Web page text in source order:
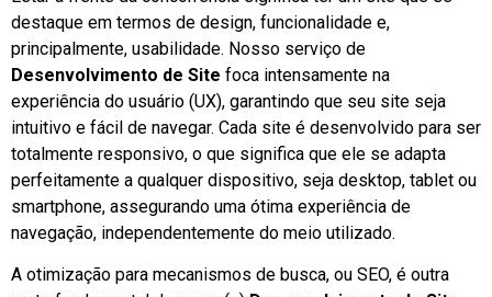
destaque em termos de design, funcionalidade e,
principalmente, usabilidade. Nosso serviço de
Desenvolvimento de Site foca intensamente na
experiência do usuário (UX), garantindo que seu site seja
intuitivo e fácil de navegar. Cada site é desenvolvido para ser
totalmente responsivo, o que significa que ele se adapta
perfeitamente a qualquer dispositivo, seja desktop, tablet ou
smartphone, assegurando uma ótima experiência de
navegação, independentemente do meio utilizado.
A otimização para mecanismos de busca, ou SEO, é outra